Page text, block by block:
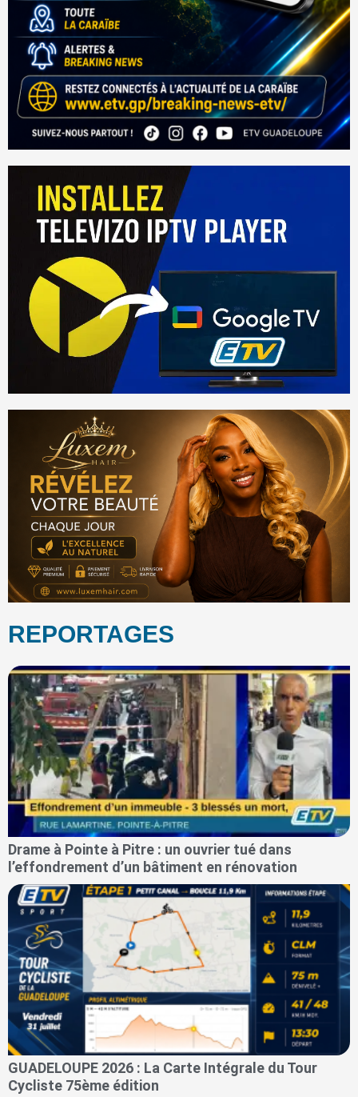
REPORTAGES
Drame à Pointe à Pitre : un ouvrier tué dans
l’effondrement d’un bâtiment en rénovation
GUADELOUPE 2026 : La Carte Intégrale du Tour
Cycliste 75ème édition